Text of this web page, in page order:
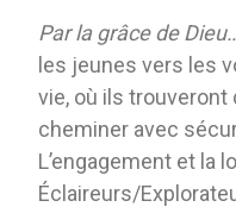
Par la grâce de
les jeunes vers les
vie, où ils
cheminer avec
L’engagement et la
Éclaireurs/